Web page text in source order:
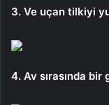
3. Ve uçan tilkiyi
4. Av sırasında